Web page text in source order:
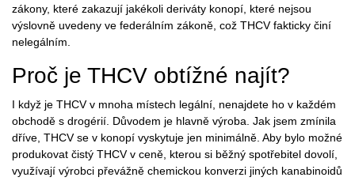
zákony, které zakazují jakékoli deriváty konopí, které nejsou
výslovně uvedeny ve federálním zákoně, což THCV fakticky činí
nelegálním.
Proč je THCV obtížné najít?
I když je THCV v mnoha místech legální, nenajdete ho v každém
obchodě s drogérií. Důvodem je hlavně výroba. Jak jsem zmínila
dříve, THCV se v konopí vyskytuje jen minimálně. Aby bylo možné
produkovat čistý THCV v ceně, kterou si běžný spotřebitel dovolí,
využívají výrobci převážně chemickou konverzi jiných kanabinoidů